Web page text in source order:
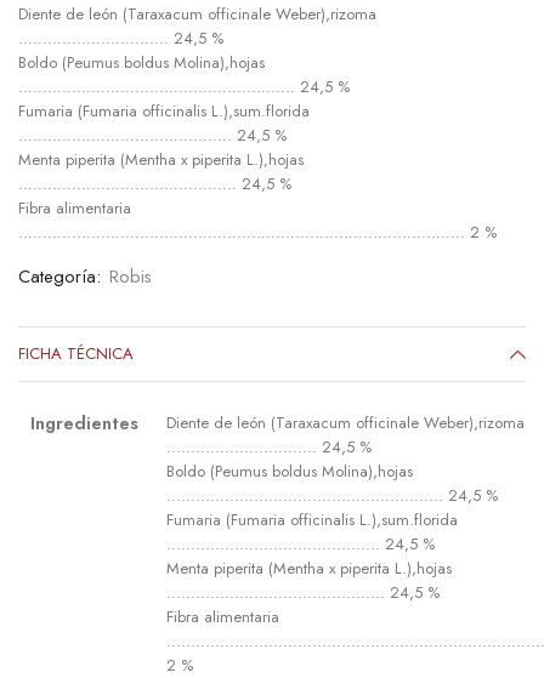
Diente de león (Taraxacum officinale Weber),rizoma
…………………………. 24,5 %
Boldo (Peumus boldus Molina),hojas
………………………………………………… 24,5 %
Fumaria (Fumaria officinalis L.),sum.florida
…………………………………….. 24,5 %
Menta piperita (Mentha x piperita L.),hojas
……………………………………… 24,5 %
Fibra alimentaria
……………………………………………………………………………….. 2 %
Categoría: Robis
FICHA TÉCNICA
Ingredientes
Diente de león (Taraxacum officinale Weber),rizoma
............................... 24,5 %
Boldo (Peumus boldus Molina),hojas
......................................................... 24,5 %
Fumaria (Fumaria officinalis L.),sum.florida
............................................ 24,5 %
Menta piperita (Mentha x piperita L.),hojas
............................................. 24,5 %
Fibra alimentaria
2 %